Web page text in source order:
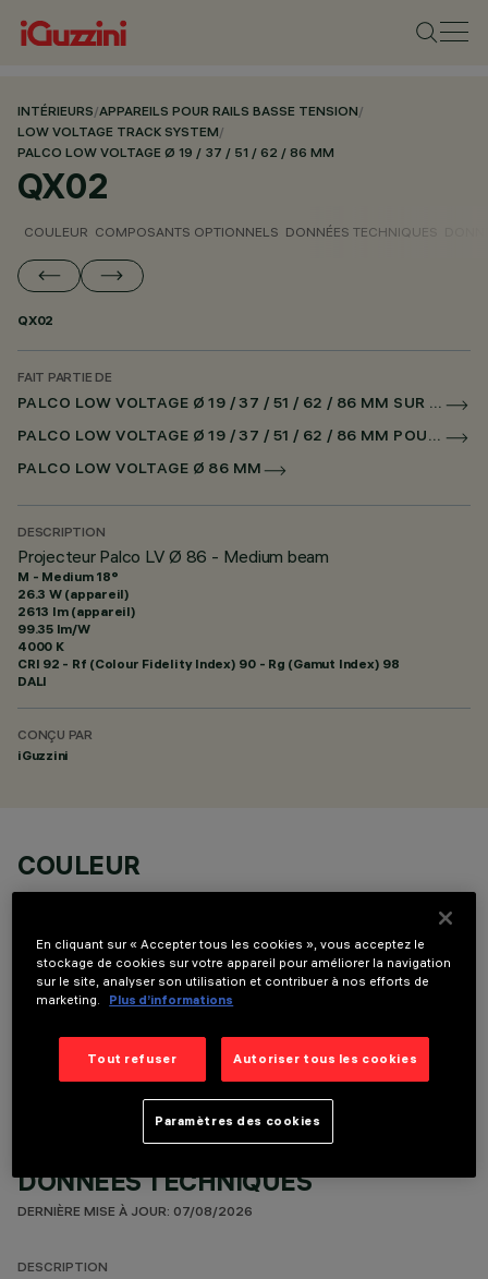
INTÉRIEURS/APPAREILS POUR RAILS BASSE TENSION/
LOW VOLTAGE TRACK SYSTEM/
PALCO LOW VOLTAGE Ø 19 / 37 / 51 / 62 / 86 MM
QX02
COULEUR COMPOSANTS OPTIONNELS DONNÉES TECHNIQUES
QX02
FAIT PARTIE DE
PALCO LOW VOLTAGE Ø 19 / 37 / 51 / 62 / 86 MM SUR RAIL LOW VOLTAGE DALI POWERLINE
PALCO LOW VOLTAGE Ø 19 / 37 / 51 / 62 / 86 MM POUR SUPERRAIL DALI POWERLINE
PALCO LOW VOLTAGE Ø 86 MM
DESCRIPTION
Projecteur Palco LV Ø 86 - Medium beam
M - Medium 18°
26.3 W (appareil)
2613 lm (appareil)
99.35 lm/W
4000 K
CRI 92 - Rf (Colour Fidelity Index) 90 - Rg (Gamut Index) 98
DALI
CONÇU PAR
iGuzzini
COULEUR
DONNÉES TECHNIQUES
DERNIÈRE MISE À JOUR: 07/08/2026
DESCRIPTION
En cliquant sur « Accepter tous les cookies », vous acceptez le
stockage de cookies sur votre appareil pour améliorer la navigation
sur le site, analyser son utilisation et contribuer à nos efforts de
marketing.
Plus d’informations
Tout refuser Autoriser tous les cookies
Paramètres des cookies